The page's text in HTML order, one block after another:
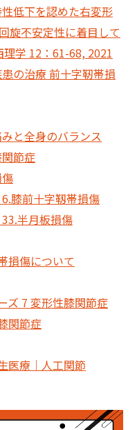
低下を認めた右変形
旋不安定性に着目して
学 12：61-68, 2021
の治療 前十字靭帯損
と全身のバランス
節症
膝前十字靱帯損傷
半月板損傷
損傷について
ズ 7 変形性膝関節症
関節症
医療｜人工関節